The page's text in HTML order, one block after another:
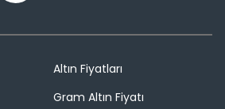
Altın Fiyatları
Gram Altın Fiyatı